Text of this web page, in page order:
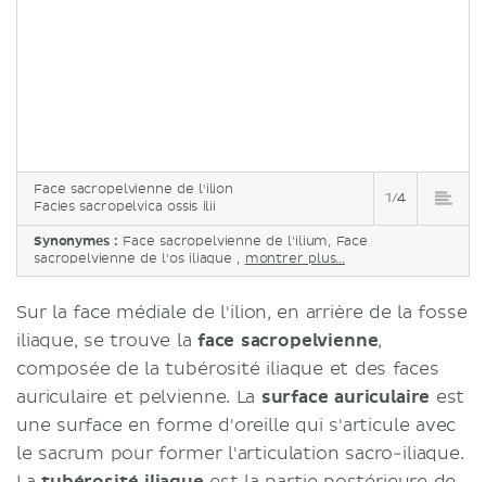
Face sacropelvienne de l'ilion
Facies sacropelvica ossis ilii
1/4
Synonymes : Face sacropelvienne de l'ilium, Face
sacropelvienne de l'os iliaque , montrer plus...
Sur la face médiale de l'ilion, en arrière de la fosse
iliaque, se trouve la face sacropelvienne,
composée de la tubérosité iliaque et des faces
auriculaire et pelvienne. La surface auriculaire est
une surface en forme d'oreille qui s'articule avec
le sacrum pour former l'articulation sacro-iliaque.